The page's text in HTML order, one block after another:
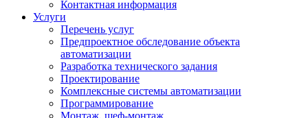
Контактная информация
Услуги
Перечень услуг
Предпроектное обследование объекта
автоматизации
Разработка технического задания
Проектирование
Комплексные системы автоматизации
Программирование
Монтаж, шеф-монтаж